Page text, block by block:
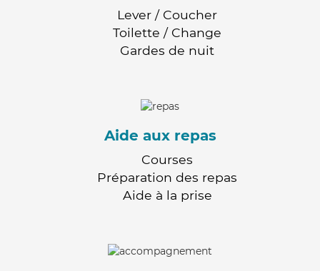
Lever / Coucher
Toilette / Change
Gardes de nuit
Aide aux repas
Courses
Préparation des repas
Aide à la prise